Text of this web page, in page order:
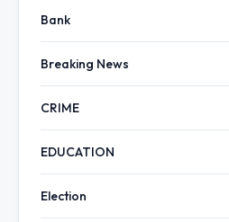
Bank
Breaking News
CRIME
EDUCATION
Election